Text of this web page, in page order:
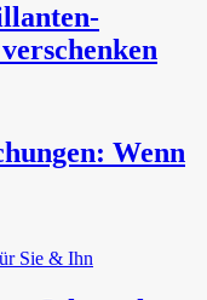
Wenn